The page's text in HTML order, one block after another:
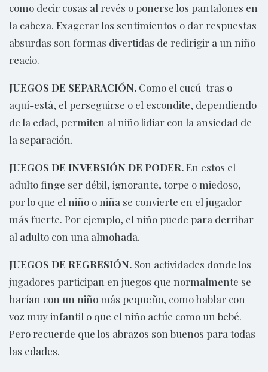
como decir cosas al revés o ponerse los pantalones en
la cabeza. Exagerar los sentimientos o dar respuestas
absurdas son formas divertidas de redirigir a un niño
reacio.
JUEGOS DE SEPARACIÓN. Como el cucú-tras o
aquí-está, el perseguirse o el escondite, dependiendo
de la edad, permiten al niño lidiar con la ansiedad de
la separación.
JUEGOS DE INVERSIÓN DE PODER.En estos el
adulto finge ser débil, ignorante, torpe o miedoso,
por lo que el niño o niña se convierte en el jugador
más fuerte. Por ejemplo, el niño puede para derribar
al adulto con una almohada.
JUEGOS DE REGRESIÓN. Son actividades donde los
jugadores participan en juegos que normalmente se
harían con un niño más pequeño, como hablar con
voz muy infantil o que el niño actúe como un bebé.
Pero recuerde que los abrazos son buenos para todas
las edades.